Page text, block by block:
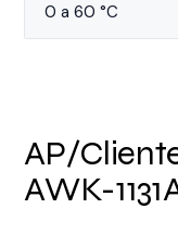
0 a 60 °C
AP/
AWK-